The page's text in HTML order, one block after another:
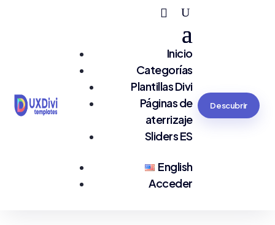
Inicio
Categorías
Plantillas Divi
Páginas de
aterrizaje
Sliders ES
English
Acceder
Descubrir